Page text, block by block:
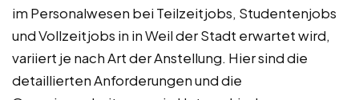
im Personalwesen bei Teilzeitjobs, Studentenjobs
und Vollzeitjobs in in Weil der Stadt erwartet wird,
variiert je nach Art der Anstellung. Hier sind die
detaillierten Anforderungen und die